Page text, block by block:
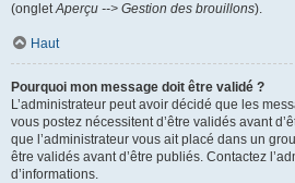
(ongletAperçu --> Gestion des brouillons).
Haut
Pourquoi mon message doit être validé ?
L’administrateur peut avoir décidé que les
vous postez nécessitent d’être validés avant
que l’administrateur vous ait placé dans un
être validés avant d’être publiés. Contactez
d’informations.